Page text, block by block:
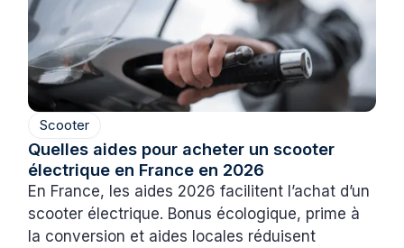
Scooter
Quelles aides pour acheter un scooter
électrique en France en 2026
En France, les aides 2026 facilitent l’achat d’un
scooter électrique. Bonus écologique, prime à
la conversion et aides locales réduisent